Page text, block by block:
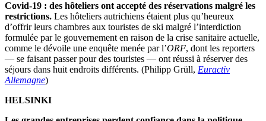
Covid-19 : des hôteliers ont accepté des réservations malgré les
restrictions. Les hôteliers autrichiens étaient plus qu’heureux
d’offrir leurs chambres aux touristes de ski malgré l’interdiction
formulée par le gouvernement en raison de la crise sanitaire actuelle,
comme le dévoile une enquête menée par l’ORF, dont les reporters
— se faisant passer pour des touristes — ont réussi à réserver des
séjours dans huit endroits différents. (Philipp Grüll, Euractiv
Allemagne)
HELSINKI